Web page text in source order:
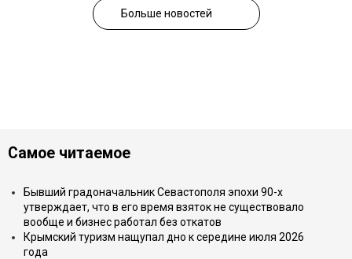
Больше новостей
Самое читаемое
Бывший градоначальник Севастополя эпохи 90-х
утверждает, что в его время взяток не существовало
вообще и бизнес работал без откатов
Крымский туризм нащупал дно к середине июля 2026
года